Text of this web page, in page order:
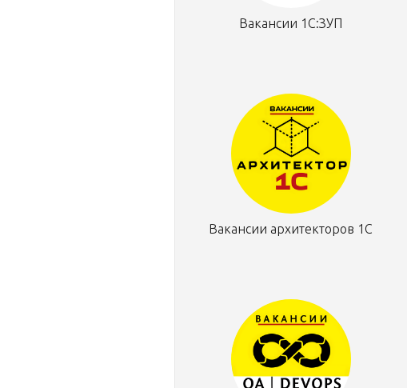
Вакансии 1С:ЗУП
Вакансии архитекторов 1С